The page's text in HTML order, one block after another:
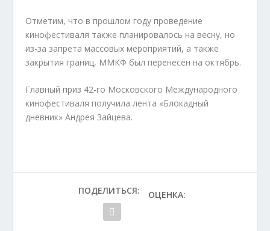
Отметим, что в прошлом году проведение
кинофестиваля также планировалось на весну, но
из-за запрета массовых мероприятий, а также
закрытия границ, ММКФ был перенесён на октябрь.
Главный приз 42-го Московского Международного
кинофестиваля получила лента «Блокадный
дневник» Андрея Зайцева.
ПОДЕЛИТЬСЯ: ОЦЕНКА: